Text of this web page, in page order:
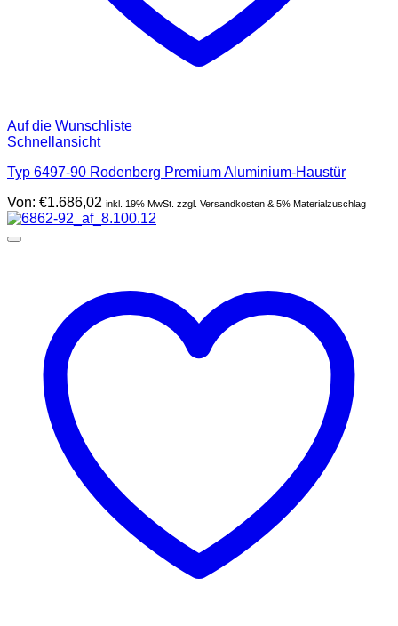
Auf die Wunschliste
Schnellansicht
Typ 6497-90 Rodenberg Premium Aluminium-Haustür
Von: €1.686,02 inkl. 19% MwSt. zzgl. Versandkosten & 5% Materialzuschlag